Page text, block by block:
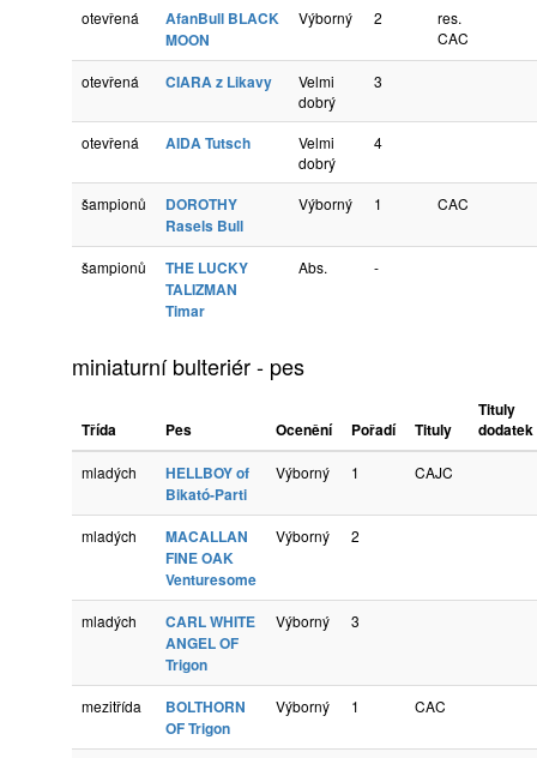
otevřená
AfanBull BLACK
MOON
Výborný 2
res.
CAC
otevřená CIARA z Likavy
Velmi
dobrý
3
otevřená AIDA Tutsch
Velmi
dobrý
4
šampionů
DOROTHY
Rasels Bull
Výborný 1 CAC
šampionů
THE LUCKY
TALIZMAN
Timar
Abs. -
miniaturní bulteriér - pes
Třída Pes Ocenění Pořadí Tituly
Tituly
dodatek
mladých
HELLBOY of
Bikató-Parti
Výborný 1 CAJC
mladých
MACALLAN
FINE OAK
Venturesome
Výborný 2
mladých
CARL WHITE
ANGEL OF
Trigon
Výborný 3
mezitřída
BOLTHORN
OF Trigon
Výborný 1 CAC